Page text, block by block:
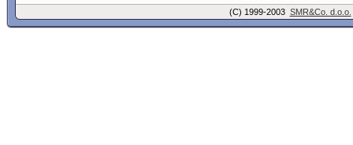
(C) 1999-2003 SMR&Co. d.o.o.